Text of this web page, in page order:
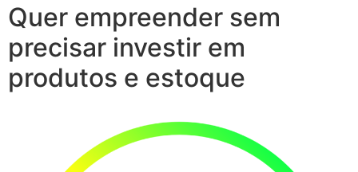
Quer empreender sem
precisar investir em
produtos e estoque